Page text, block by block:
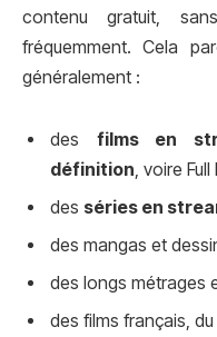
contenu gratuit,
fréquemment. Cela
généralement :
des films en
définition , voire
des séries en
des mangas et
des longs métrages
des films français,